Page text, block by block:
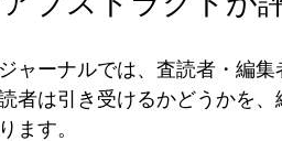
ャーナルでは、査読者・編
者は引き受けるかどうかを
ます。